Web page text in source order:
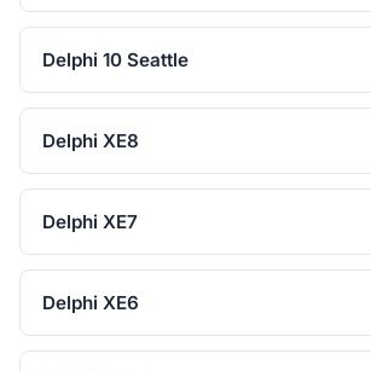
Delphi 10 Seattle
Delphi XE8
Delphi XE7
Delphi XE6